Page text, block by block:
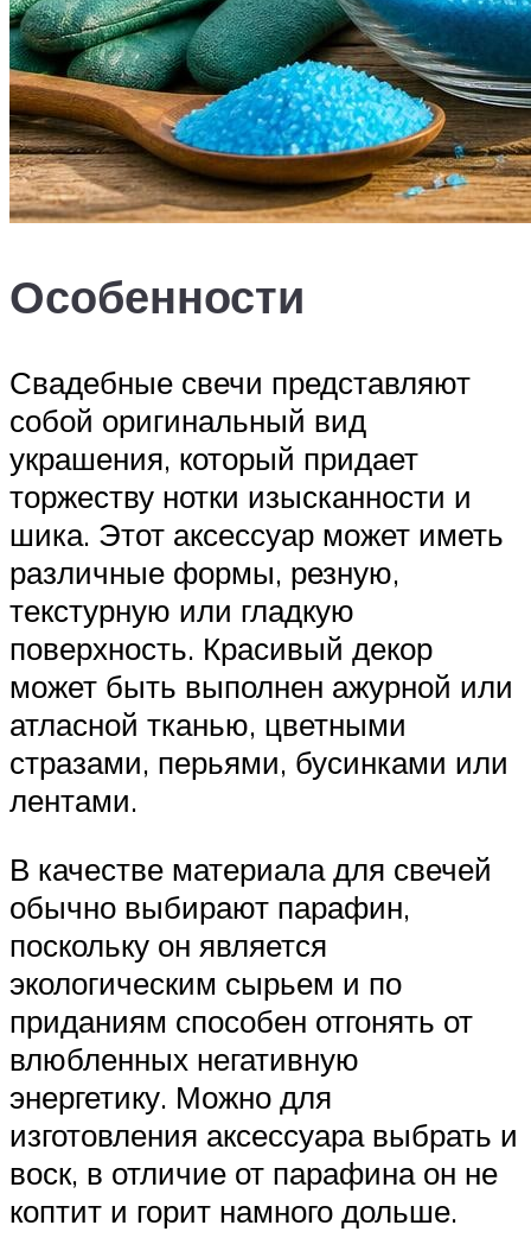
Особенности
Свадебные свечи представляют
собой оригинальный вид
украшения, который придает
торжеству нотки изысканности и
шика. Этот аксессуар может иметь
различные формы, резную,
текстурную или гладкую
поверхность. Красивый декор
может быть выполнен ажурной или
атласной тканью, цветными
стразами, перьями, бусинками или
лентами.
В качестве материала для свечей
обычно выбирают парафин,
поскольку он является
экологическим сырьем и по
приданиям способен отгонять от
влюбленных негативную
энергетику. Можно для
изготовления аксессуара выбрать и
воск, в отличие от парафина он не
коптит и горит намного дольше.